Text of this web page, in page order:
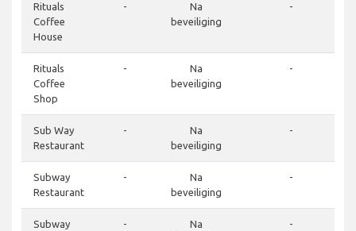
Rituals
Coffee
House
-
Na
beveiliging
-
Rituals
Coffee
Shop
-
Na
beveiliging
-
Sub Way
Restaurant
-
Na
beveiliging
-
Subway
Restaurant
-
Na
beveiliging
-
Subway
-
Na
-